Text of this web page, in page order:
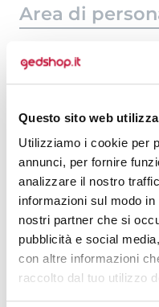
Questo sito web
Utilizziamo i cookie per
annunci, per fornire
analizzare il nostro
informazioni sul modo
nostri partner che si
pubblicità e social
con altre informazioni
raccolto dal tuo utilizzo
Area di
Domande e